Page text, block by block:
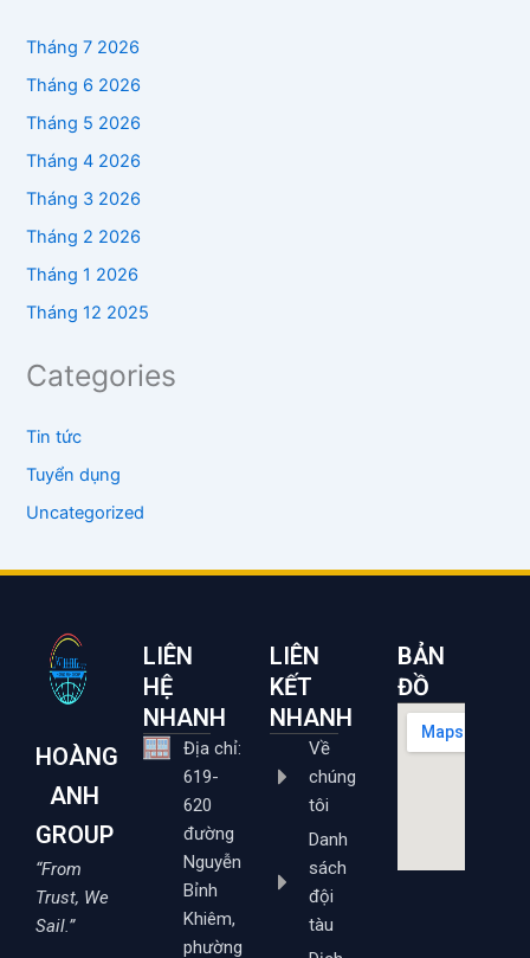
Tháng 7 2026
Tháng 6 2026
Tháng 5 2026
Tháng 4 2026
Tháng 3 2026
Tháng 2 2026
Tháng 1 2026
Tháng 12 2025
Categories
Tin tức
Tuyển dụng
Uncategorized
HOÀNG
ANH
GROUP
“From
Trust, We
Sail.”
LIÊN
HỆ
NHANH
Địa chỉ:
619-
620
đường
Nguyễn
Bỉnh
Khiêm,
phường
LIÊN
KẾT
NHANH
Về
chúng
tôi
Danh
sách
đội
tàu
BẢN
ĐỒ